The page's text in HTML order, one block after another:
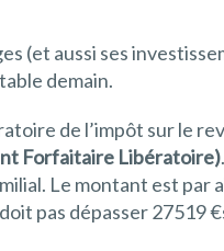
(et aussi ses
demain.
de l’impôt sur le
Forfaitaire Libératoire)
Le montant est
pas dépasser 27519